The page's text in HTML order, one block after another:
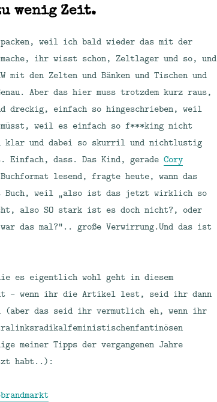
wenig Zeit.
packen, weil ich bald wieder das mit der
ihr wisst schon, Zeltlager und so, und
mit den Zelten und Bänken und Tischen und
Aber das hier muss trotzdem kurz raus,
dreckig, einfach so hingeschrieben, weil
weil es einfach so f***king nicht
klar und dabei so skurril und nichtlustig
Einfach, dass. Das Kind, gerade Cory
lesend, fragte heute, wann das
Buch, weil „also ist das jetzt wirklich so
also SO stark ist es doch nicht?, oder
das mal?“.. große Verwirrung.Und das ist
es eigentlich wohl geht in diesem
– wenn ihr die Artikel lest, seid ihr dann
(aber das seid ihr vermutlich eh, wenn ihr
meiner Tipps der vergangenen Jahre
habt..):